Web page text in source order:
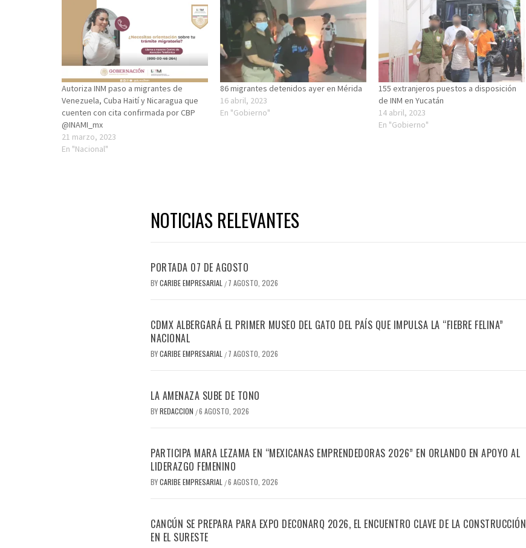
Autoriza INM paso a migrantes de
Venezuela, Cuba Haití y Nicaragua que
cuenten con cita confirmada por CBP
@INAMI_mx
21 marzo, 2023
En "Nacional"
86 migrantes detenidos ayer en Mérida
16 abril, 2023
En "Gobierno"
155 extranjeros puestos a disposición
de INM en Yucatán
14 abril, 2023
En "Gobierno"
NOTICIAS RELEVANTES
PORTADA 07 DE AGOSTO
BYCARIBE EMPRESARIAL / 7 AGOSTO, 2026
CDMX ALBERGARÁ EL PRIMER MUSEO DEL GATO DEL PAÍS QUE IMPULSA LA “FIEBRE FELINA”
NACIONAL
BYCARIBE EMPRESARIAL / 7 AGOSTO, 2026
LA AMENAZA SUBE DE TONO
BYREDACCION /6 AGOSTO, 2026
PARTICIPA MARA LEZAMA EN “MEXICANAS EMPRENDEDORAS 2026” EN ORLANDO EN APOYO AL
LIDERAZGO FEMENINO
BYCARIBE EMPRESARIAL /6 AGOSTO, 2026
CANCÚN SE PREPARA PARA EXPO DECONARQ 2026, EL ENCUENTRO CLAVE DE LA CONSTRUCCIÓN
EN EL SURESTE